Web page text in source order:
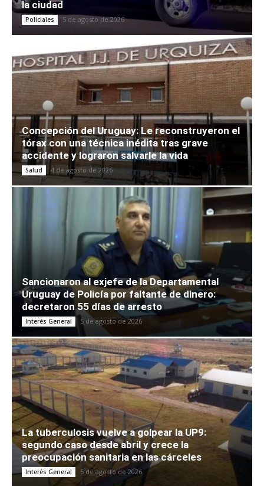
la ciudad
Policiales 5 de agosto de 2026
Concepción del Uruguay: Le reconstruyeron el
tórax con una técnica inédita tras grave
accidente y lograron salvarle la vida
Salud 4 de agosto de 2026
Sancionaron al exjefe de la Departamental
Uruguay de Policía por faltante de dinero:
decretaron 55 días de arresto
Interés General 5 de agosto de 2026
La tuberculosis vuelve a golpear la UP9:
segundo caso desde abril y crece la
preocupación sanitaria en las cárceles
Interés General 5 de agosto de 2026